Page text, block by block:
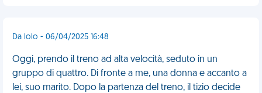
Da lolo - 06/04/2025 16:48
Oggi, prendo il treno ad alta velocità, seduto in un
gruppo di quattro. Di fronte a me, una donna e accanto a
lei, suo marito. Dopo la partenza del treno, il tizio decide